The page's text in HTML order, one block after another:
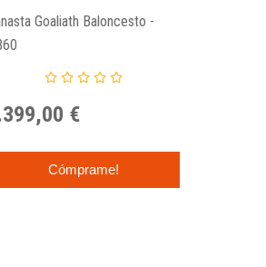
Goaliath Baloncesto -
€
Cómprame!